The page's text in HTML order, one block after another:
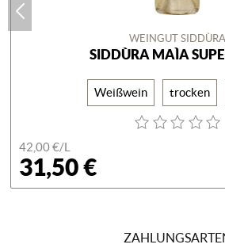
WEINGUT SIDDÙRA
SIDDÙRA MAÌA
Weißwein trocken
42,00 €/L
31,50 €